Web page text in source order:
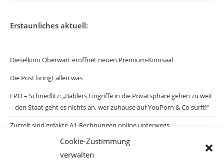
Cookie-Zustimmung
verwalten
Erstaunliches aktuell:
Dieselkino Oberwart eröffnet neuen Premium-Kinosaal
Die Post bringt allen was
FPÖ – Schnedlitz: „Bablers Eingriffe in die Privatsphäre gehen zu weit
– den Staat geht es nichts an, wer zuhause auf YouPorn & Co surft!“
Zurzeit sind gefakte A1-Rechnungen online unterwegs
Salzburgs Juden und ihre Sicherheit: „Erst nach einem Anschlag wäre
die Gefahr endlich konkret!“